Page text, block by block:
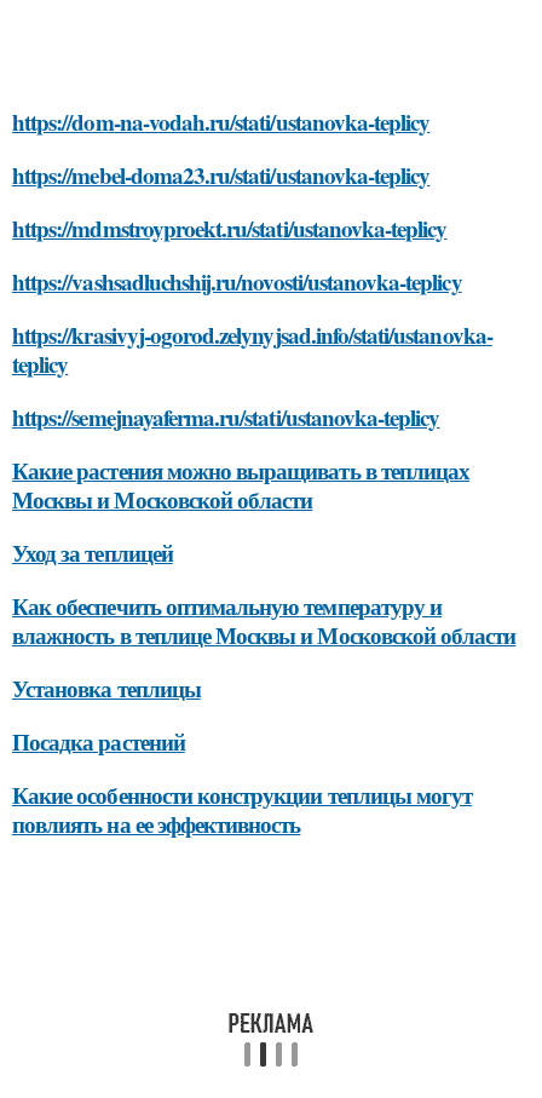
https://dom-na-vodah.ru/stati/ustanovka-teplicy
https://mebel-doma23.ru/stati/ustanovka-teplicy
https://mdmstroyproekt.ru/stati/ustanovka-teplicy
https://vashsadluchshij.ru/novosti/ustanovka-teplicy
https://krasivyj-ogorod.zelynyjsad.info/stati/ustanovka-
teplicy
https://semejnayaferma.ru/stati/ustanovka-teplicy
Какие растения можно выращивать в теплицах
Москвы и Московской области
Уход за теплицей
Как обеспечить оптимальную температуру и
влажность в теплице Москвы и Московской области
Установка теплицы
Посадка растений
Какие особенности конструкции теплицы могут
повлиять на ее эффективность